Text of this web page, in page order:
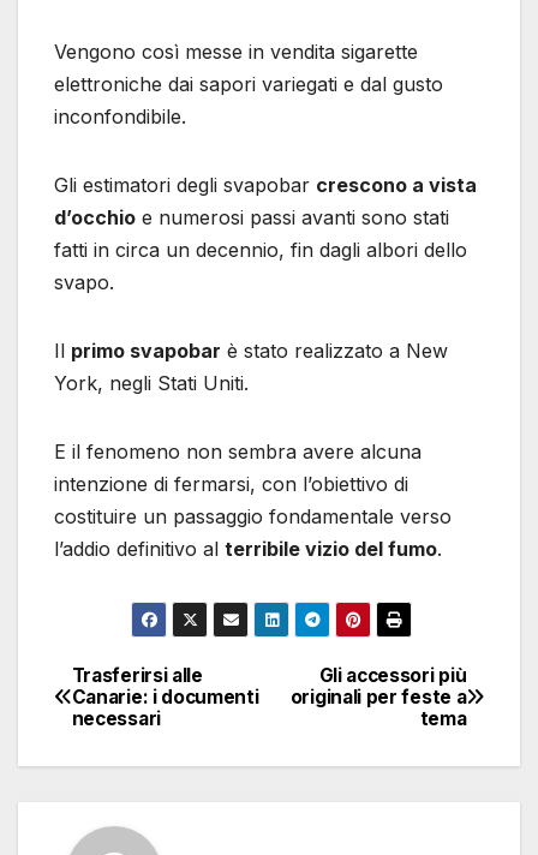
Vengono così messe in vendita sigarette
elettroniche dai sapori variegati e dal gusto
inconfondibile.
Gli estimatori degli svapobar crescono a vista
d’occhio e numerosi passi avanti sono stati
fatti in circa un decennio, fin dagli albori dello
svapo.
Il primo svapobar è stato realizzato a New
York, negli Stati Uniti.
E il fenomeno non sembra avere alcuna
intenzione di fermarsi, con l’obiettivo di
costituire un passaggio fondamentale verso
l’addio definitivo al terribile vizio del fumo.
Navigazione
articoli
Gli accessori più
originali per feste a
tema
Trasferirsi alle
Canarie: i documenti
necessari